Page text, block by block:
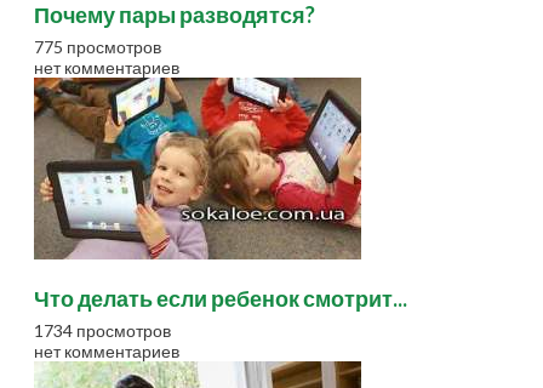
Почему пары разводятся?
775 просмотров
нет комментариев
Что делать если ребенок смотрит...
1734 просмотров
нет комментариев